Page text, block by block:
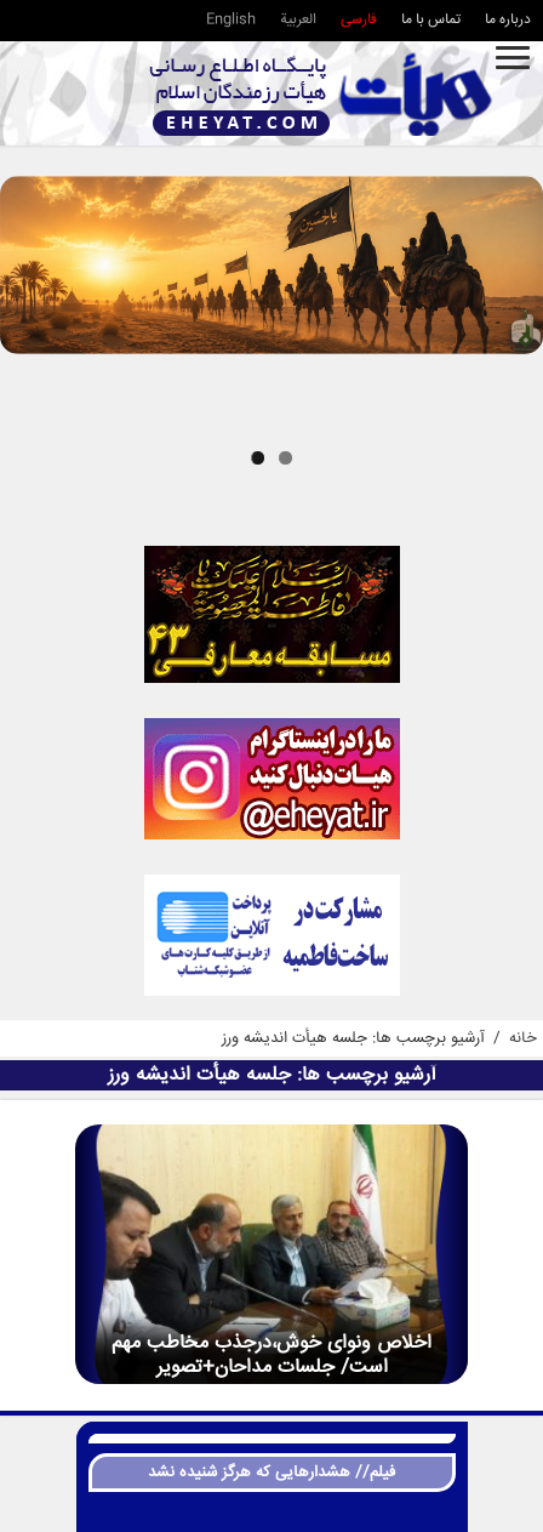
درباره ما تماس با ما فارسی العربية English
خانه / آرشیو برچسب ها: جلسه هیأت اندیشه ورز
آرشیو برچسب ها:جلسه هیأت اندیشه ورز
اخلاص ونوای خوش،درجذب مخاطب مهم
است/ جلسات مداحان+تصویر
فیلم// هشدارهایی که هرگز شنیده نشد